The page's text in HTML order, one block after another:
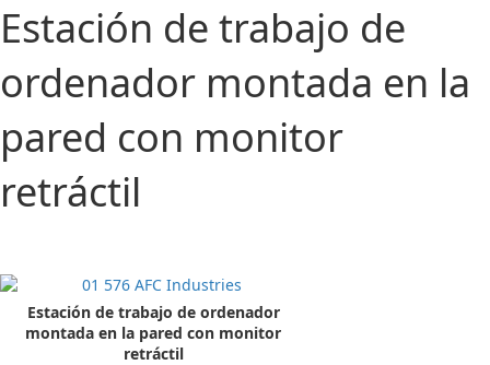
Estación de trabajo de
ordenador montada en la
pared con monitor
retráctil
Estación de trabajo de ordenador
montada en la pared con monitor
retráctil